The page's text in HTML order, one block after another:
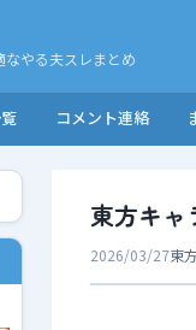
やる夫スレまとめ
コメント連絡
東方キャ
2026/03/27東